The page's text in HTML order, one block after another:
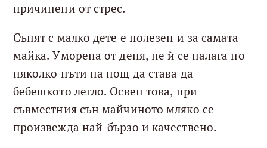
причинени от стрес.
Сънят с малко дете е полезен и за самата
майка. Уморена от деня, не ѝ се налага по
няколко пъти на нощ да става да
бебешкото легло. Освен това, при
съвместния сън майчиното мляко се
произвежда най-бързо и качествено.